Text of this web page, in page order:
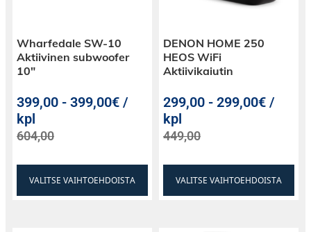
Wharfedale SW-10
Aktiivinen subwoofer
10″
399,00 -399,00€ /
kpl
604,00
VALITSE VAIHTOEHDOISTA
DENON HOME 250
HEOS WiFi
Aktiivikaiutin
299,00 -299,00€ /
kpl
449,00
VALITSE VAIHTOEHDOISTA